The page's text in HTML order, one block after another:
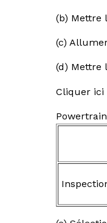
(b) Mettre
(c)
(d) Mettre
Cliquer ici